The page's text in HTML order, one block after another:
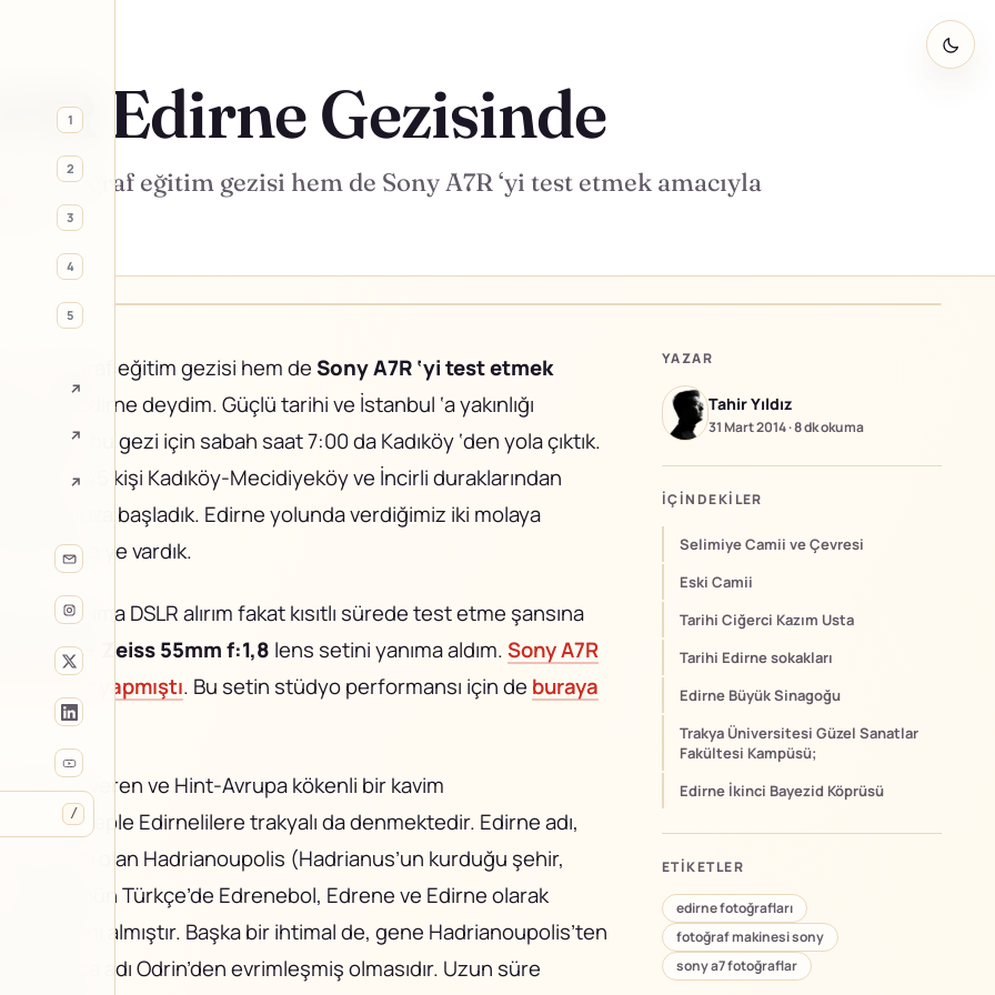
1
2
3
4
5
↗
↗
↗
/
Edirne Gezisinde
fotoğraf eğitim gezisi hem de Sony A7R ‘yi test etmek amacıyla
fotoğraf eğitim gezisi hem deSony A7R ‘yi test etmek
Edirne deydim. Güçlü tarihi ve İstanbul ‘a yakınlığı
bu gezi için sabah saat 7:00 da Kadıköy ‘den yola çıktık.
dahil- 45 kişi Kadıköy-Mecidiyeköy ve İncirli duraklarından
başladık. Edirne yolunda verdiğimiz iki molaya
Edirne ye vardık.
yanıma DSLR alırım fakat kısıtlı sürede test etme şansına
Sony A7R+ Zeiss 55mm f:1,8 lens setini yanıma aldım.Sony A7R
Tahir yapmıştı. Bu setin stüdyo performansı için de buraya
adlarını veren ve Hint-Avrupa kökenli bir kavim
Bu sebeple Edirnelilere trakyalı da denmektedir. Edirneadı,
ismi olan Hadrianoupolis (Hadrianus’un kurduğu şehir,
sözcüğünün Türkçe’de Edrenebol, Edrene ve Edirne olarak
halini almıştır. Başka bir ihtimal de, gene Hadrianoupolis’ten
Bulgarca adı Odrin’den evrimleşmiş olmasıdır. Uzun süre
YAZAR
Tahir Yıldız
31 Mart 2014·8 dkokuma
İÇINDEKILER
Selimiye Camii ve Çevresi
Eski Camii
Tarihi Ciğerci Kazım Usta
Tarihi Edirne sokakları
Edirne Büyük Sinagoğu
Trakya Üniversitesi Güzel Sanatlar
Fakültesi Kampüsü;
Edirne İkinci Bayezid Köprüsü
ETIKETLER
edirne fotoğrafları
fotoğraf makinesi sony
sony a7 fotoğraflar